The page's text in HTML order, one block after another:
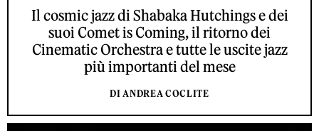
Il cosmic jazz di Shabaka Hutchings e dei
suoi Comet is Coming, il ritorno dei
Cinematic Orchestra e tutte le uscite jazz
più importanti del mese
DI ANDREA COCLITE